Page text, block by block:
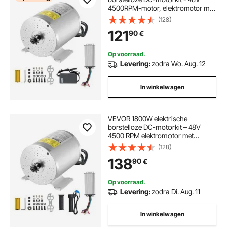
4500RPM-motor, elektromotor met
verbeterde snelheidsregelaar,
ideaal voor go-karts, e-bikes,
motorfietsen en scooters
(128)
12190€
Op voorraad.
Levering:zodra Wo. Aug. 12
In winkelwagen
VEVOR 1800W elektrische
borstelloze DC-motorkit – 48V
4500 RPM elektromotor met
verbeterde snelheidsregelaar en
gashendelkit voor skelters, e-bikes,
motorfietsen, scooters en doe-het-
zelfprojecten
(128)
13890€
Op voorraad.
Levering:zodra Di. Aug. 11
In winkelwagen